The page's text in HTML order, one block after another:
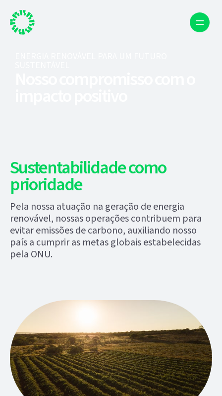
Sustentabilidade como
prioridade
Pela nossa atuação na geração de energia
renovável, nossas operações contribuem para
evitar emissões de carbono, auxiliando nosso
país a cumprir as metas globais estabelecidas
pela ONU.